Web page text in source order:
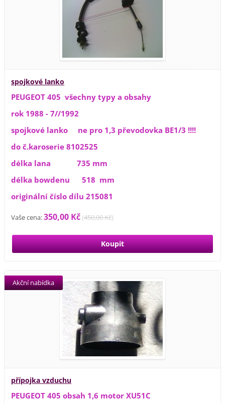
spojkové lanko
PEUGEOT 405 všechny typy a obsahy
rok 1988 - 7//1992
spojkové lanko ne pro 1,3 převodovka BE1/3 !!!!
do č.karoserie 8102525
délka lana 735 mm
délka bowdenu 518 mm
originální číslo dílu 215081
Vaše cena:350,00 Kč(450,00 Kč)
přípojka vzduchu
Akční nabídka
PEUGEOT 405 obsah 1,6 motor XU51C